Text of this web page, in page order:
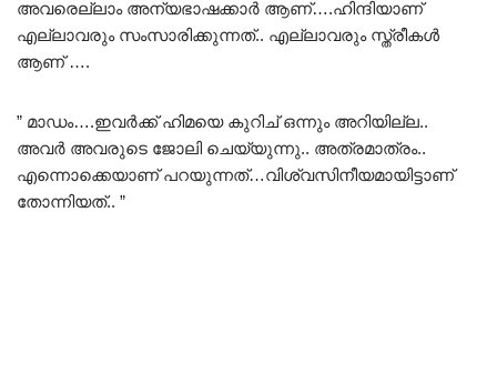
അവരെല്ലാം അന്യഭാഷക്കാർ ആണ്….ഹിന്ദിയാണ്
എല്ലാവരും സംസാരിക്കുന്നത്.. എല്ലാവരും സ്ത്രീകൾ
ആണ് ….
” മാഡം….ഇവർക്ക് ഹിമയെ കുറിച് ഒന്നും അറിയില്ല..
അവർ അവരുടെ ജോലി ചെയ്യുന്നു.. അത്രമാത്രം..
എന്നൊക്കെയാണ് പറയുന്നത്…വിശ്വസിനീയമായിട്ടാണ്
തോന്നിയത്.. ”